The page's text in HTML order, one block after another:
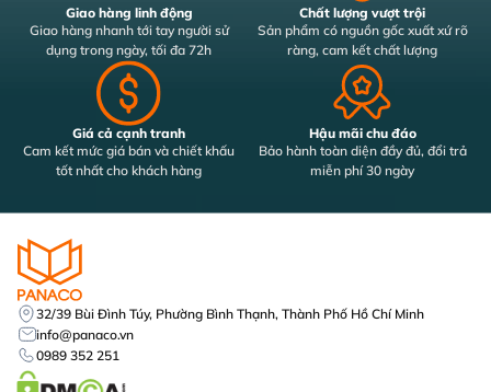
Giao hàng linh động
Giao hàng nhanh tới tay người sử
dụng trong ngày, tối đa 72h
Chất lượng vượt trội
Sản phẩm có nguồn gốc xuất xứ rõ
ràng, cam kết chất lượng
Giá cả cạnh tranh
Cam kết mức giá bán và chiết khấu
tốt nhất cho khách hàng
Hậu mãi chu đáo
Bảo hành toàn diện đầy đủ, đổi trả
miễn phí 30 ngày
32/39 Bùi Đình Túy, Phường Bình Thạnh, Thành Phố Hồ Chí Minh
info@panaco.vn
0989 352 251